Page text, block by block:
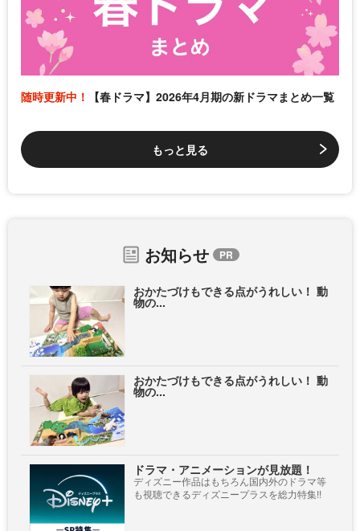
随時更新中！ 【春ドラマ】2026年4月期の新ドラマまとめ一覧
もっと見る
お知らせ
おかたづけもできる点がうれしい！ 動
物の...
おかたづけもできる点がうれしい！ 動
物の...
ドラマ・アニメーションが見放題！
ディズニー作品はもちろん国内外のドラマ等
も視聴できるディズニープラスを総力特集!!